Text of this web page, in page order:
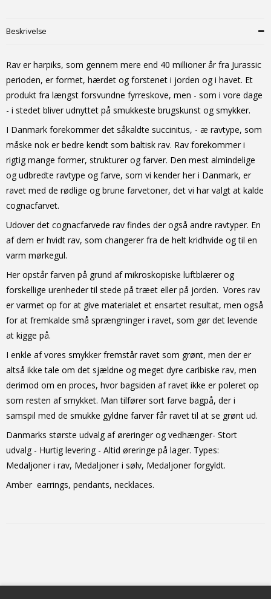
Beskrivelse
Rav er harpiks, som gennem mere end 40 millioner år fra Jurassic
perioden, er formet, hærdet og forstenet i jorden og i havet. Et
produkt fra længst forsvundne fyrreskove, men - som i vore dage
- i stedet bliver udnyttet på smukkeste brugskunst og smykker.
I Danmark forekommer det såkaldte succinitus, - æ ravtype, som
måske nok er bedre kendt som baltisk rav. Rav forekommer i
rigtig mange former, strukturer og farver. Den mest almindelige
og udbredte ravtype og farve, som vi kender her i Danmark, er
ravet med de rødlige og brune farvetoner, det vi har valgt at kalde
cognacfarvet.
Udover det cognacfarvede rav findes der også andre ravtyper. En
af dem er hvidt rav, som changerer fra de helt kridhvide og til en
varm mørkegul.
Her opstår farven på grund af mikroskopiske luftblærer og
forskellige urenheder til stede på træet eller på jorden. Vores rav
er varmet op for at give materialet et ensartet resultat, men også
for at fremkalde små sprængninger i ravet, som gør det levende
at kigge på.
I enkle af vores smykker fremstår ravet som grønt, men der er
altså ikke tale om det sjældne og meget dyre caribiske rav, men
derimod om en proces, hvor bagsiden af ravet ikke er poleret op
som resten af smykket. Man tilfører sort farve bagpå, der i
samspil med de smukke gyldne farver får ravet til at se grønt ud.
Danmarks største udvalg af øreringer og vedhænger- Stort
udvalg - Hurtig levering - Altid øreringe på lager. Types:
Medaljoner i rav, Medaljoner i sølv, Medaljoner forgyldt.
Amber earrings, pendants, necklaces.